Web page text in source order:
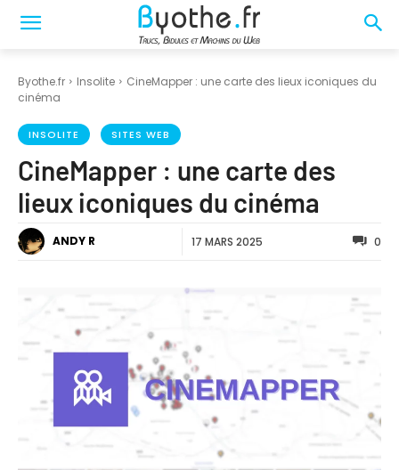
Byothe.fr Insolite
CineMapper : une carte des lieux iconiques du
cinéma
INSOLITE SITES WEB
CineMapper : une carte des
lieux iconiques du cinéma
ANDY R 17 MARS 2025 0